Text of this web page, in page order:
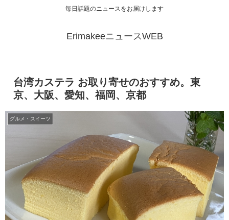
毎日話題のニュースをお届けします
ErimakeeニュースWEB
台湾カステラ お取り寄せのおすすめ。東
京、大阪、愛知、福岡、京都
グルメ・スイーツ